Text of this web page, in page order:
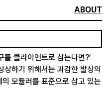
ABOUT
를 클라이언트로 삼는다면?’
하기 위해서는 과감한 발상의
모듈러를 표준으로 삼고 있는